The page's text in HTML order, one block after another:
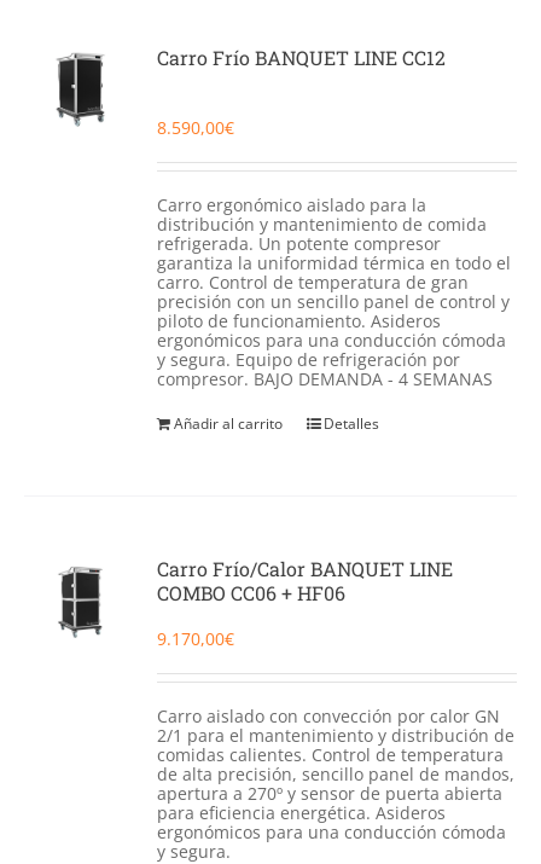
Carro Frío BANQUET LINE CC12
8.590,00€
Carro ergonómico aislado para la
distribución y mantenimiento de comida
refrigerada. Un potente compresor
garantiza la uniformidad térmica en todo el
carro. Control de temperatura de gran
precisión con un sencillo panel de control y
piloto de funcionamiento. Asideros
ergonómicos para una conducción cómoda
y segura. Equipo de refrigeración por
compresor. BAJO DEMANDA - 4 SEMANAS
Añadir al carrito Detalles
Carro Frío/Calor BANQUET LINE
COMBO CC06 + HF06
9.170,00€
Carro aislado con convección por calor GN
2/1 para el mantenimiento y distribución de
comidas calientes. Control de temperatura
de alta precisión, sencillo panel de mandos,
apertura a 270º y sensor de puerta abierta
para eficiencia energética. Asideros
ergonómicos para una conducción cómoda
y segura.